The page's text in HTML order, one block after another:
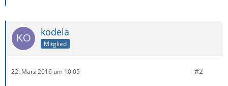
kodela
Mitglied
22. März 2016 um 10:05 #2